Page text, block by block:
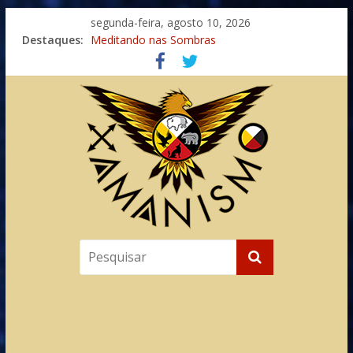
segunda-feira, agosto 10, 2026
Destaques: Meditando nas Sombras
Autosuficiência: A Jornada do Espírito Ancestral
Xamanismo Universal
Totens – Caminho Espiritual – Crescimento
Imaginação na Cura